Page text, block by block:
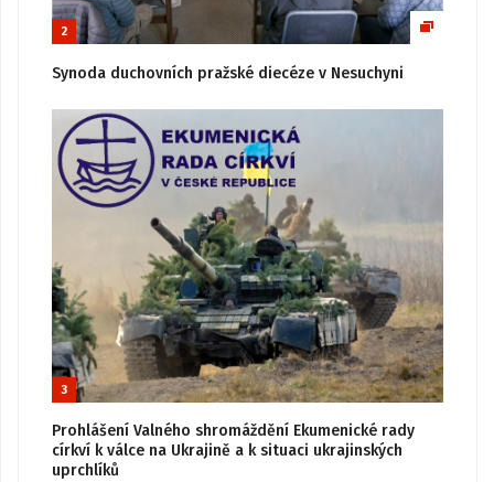
2
Synoda duchovních pražské diecéze v Nesuchyni
3
Prohlášení Valného shromáždění Ekumenické rady
církví k válce na Ukrajině a k situaci ukrajinských
uprchlíků